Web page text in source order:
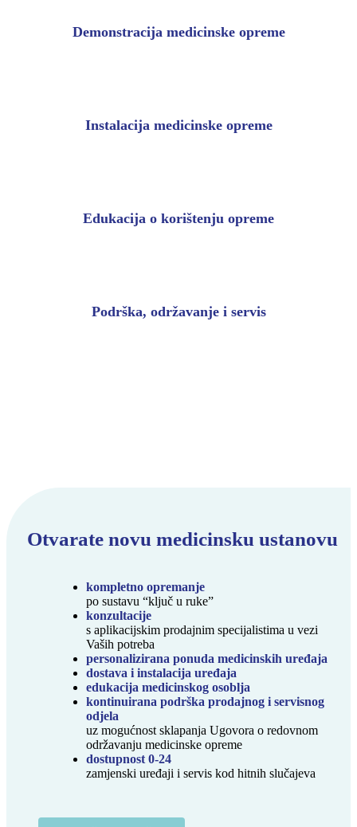
Demonstracija medicinske opreme
Instalacija medicinske opreme
Edukacija o korištenju opreme
Podrška, održavanje i servis
Otvarate novu medicinsku ustanovu
kompletno opremanje
po sustavu “ključ u ruke”
konzultacije
s aplikacijskim prodajnim specijalistima u vezi
Vaših potreba
personalizirana ponuda medicinskih uređaja
dostava i instalacija uređaja
edukacija medicinskog osoblja
kontinuirana podrška prodajnog i servisnog
odjela
uz mogućnost sklapanja Ugovora o redovnom
održavanju medicinske opreme
dostupnost 0-24
zamjenski uređaji i servis kod hitnih slučajeva